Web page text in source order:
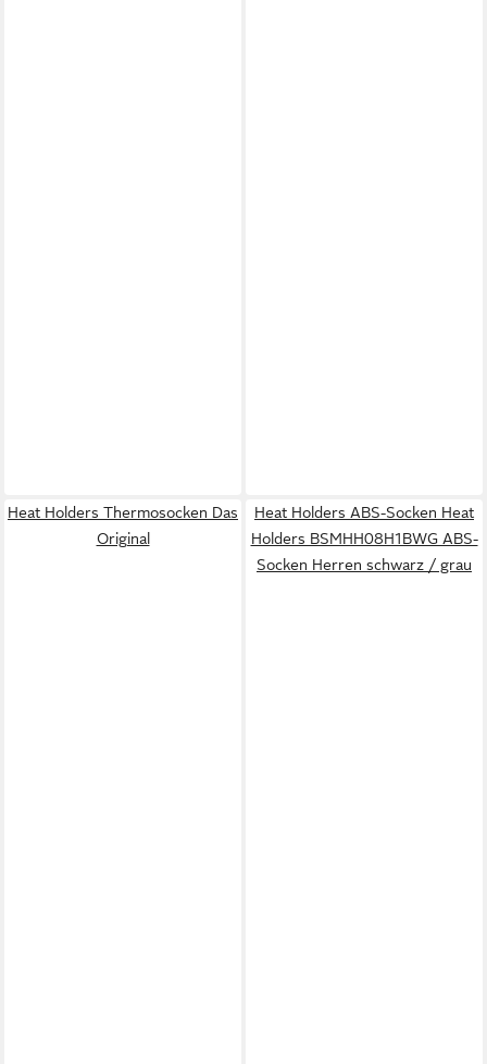
Heat Holders Thermosocken Das
Original
Heat Holders ABS-Socken Heat
Holders BSMHH08H1BWG ABS-
Socken Herren schwarz / grau